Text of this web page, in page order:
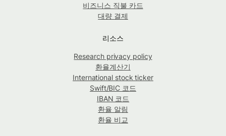
비즈니스 직불 카드
대량 결제
리소스
Research privacy policy
환율계산기
International stock ticker
Swift/BIC 코드
IBAN 코드
환율 알림
환율 비교